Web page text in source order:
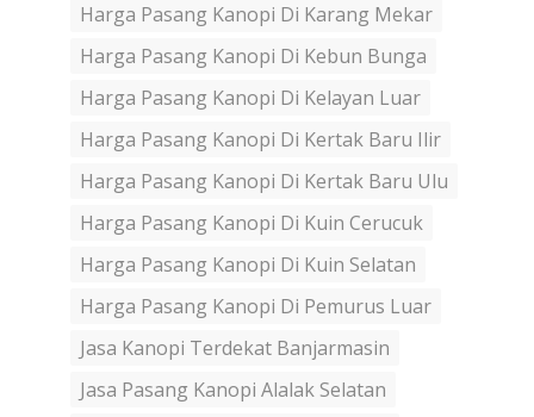
Harga Pasang Kanopi Di Karang Mekar
Harga Pasang Kanopi Di Kebun Bunga
Harga Pasang Kanopi Di Kelayan Luar
Harga Pasang Kanopi Di Kertak Baru Ilir
Harga Pasang Kanopi Di Kertak Baru Ulu
Harga Pasang Kanopi Di Kuin Cerucuk
Harga Pasang Kanopi Di Kuin Selatan
Harga Pasang Kanopi Di Pemurus Luar
Jasa Kanopi Terdekat Banjarmasin
Jasa Pasang Kanopi Alalak Selatan